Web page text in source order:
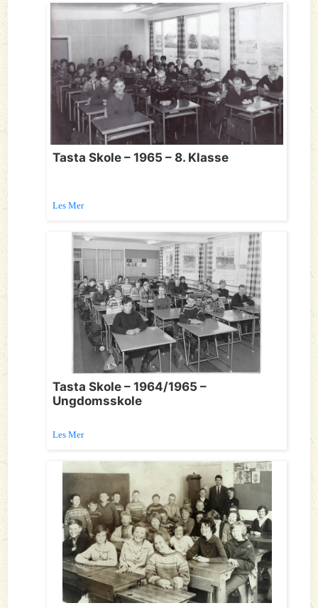
Tasta Skole – 1965 – 8. Klasse
Les Mer
Tasta Skole – 1964/1965 –
Ungdomsskole
Les Mer